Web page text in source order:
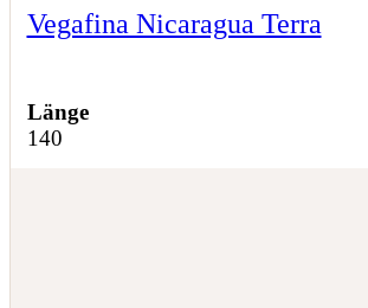
Vegafina Nicaragua Terra
Länge
140